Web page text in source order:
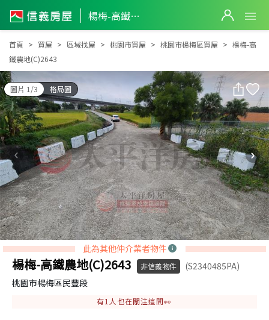
楊梅-高鐵農地(C)2643
楊梅-高鐵農地(C)2643
首頁 買屋 區域找屋 桃園市買屋 桃園市楊梅區買屋
楊梅-高
鐵農地(C)2643
圖片 1/3 格局圖
此為其他仲介業者物件
楊梅-高鐵農地(C)2643 非信義物件
(S2340485PA)
桃園市楊梅區民豐段
有1 人也在關注這間👀